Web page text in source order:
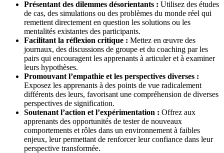
Présentant des dilemmes désorientants : Utilisez des études
de cas, des simulations ou des problèmes du monde réel qui
remettent directement en question les solutions ou les
mentalités existantes des participants.
Facilitant la réflexion critique : Mettez en œuvre des
journaux, des discussions de groupe et du coaching par les
pairs qui encouragent les apprenants à articuler et à examiner
leurs hypothèses.
Promouvant l’empathie et les perspectives diverses :
Exposez les apprenants à des points de vue radicalement
différents des leurs, favorisant une compréhension de diverses
perspectives de signification.
Soutenant l’action et l’expérimentation : Offrez aux
apprenants des opportunités de tester de nouveaux
comportements et rôles dans un environnement à faibles
enjeux, leur permettant de renforcer leur confiance dans leur
perspective transformée.